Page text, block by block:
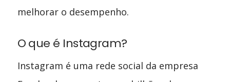
melhorar o desempenho.
O que é Instagram?
Instagram é uma rede social da empresa